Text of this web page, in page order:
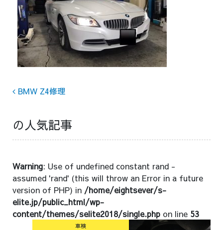
Post navigation
BMW Z4修理
の人気記事
Warning: Use of undefined constant rand -
assumed 'rand' (this will throw an Error in a future
version of PHP) in /home/eightsever/s-
elite.jp/public_html/wp-
content/themes/selite2018/single.php on line 53
車検